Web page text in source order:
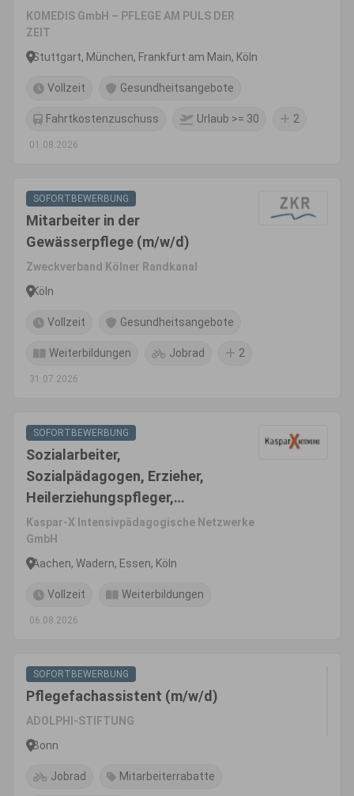
KOMEDIS GmbH – PFLEGE AM PULS DER
ZEIT
Stuttgart, München, Frankfurt am Main, Köln
Vollzeit Gesundheitsangebote
Fahrtkostenzuschuss Urlaub >= 30 2
01.08.2026
SOFORTBEWERBUNG
Mitarbeiter in der
Gewässerpflege (m/w/d)
Zweckverband Kölner Randkanal
Köln
Vollzeit Gesundheitsangebote
Weiterbildungen Jobrad 2
31.07.2026
SOFORTBEWERBUNG
Sozialarbeiter,
Sozialpädagogen, Erzieher,
Heilerziehungspfleger,
pädagogische Fachkräfte
(m/w/d)
Kaspar-X Intensivpädagogische Netzwerke
GmbH
Aachen, Wadern, Essen, Köln
Vollzeit Weiterbildungen
06.08.2026
SOFORTBEWERBUNG
Pflegefachassistent (m/w/d)
ADOLPHI-STIFTUNG
Bonn
Jobrad Mitarbeiterrabatte